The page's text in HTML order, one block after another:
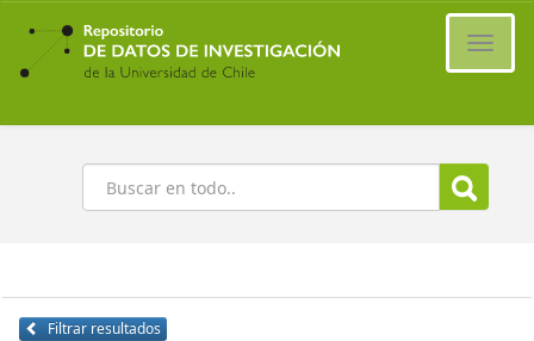
Ir
contenido
principal
Buscar
Filtrar resultados